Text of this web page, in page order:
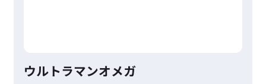
ウルトラマンオメガ